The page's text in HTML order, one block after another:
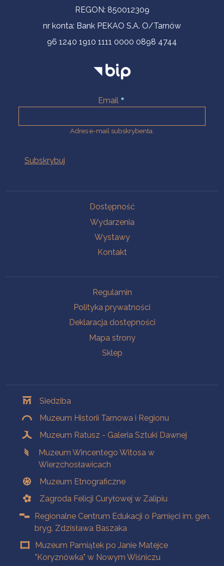
REGON: 850012309
nr konta: Bank PEKAO S.A. O/Tarnów
96 1240 1910 1111 0000 0898 4744
Email
Adres e-mail subskrybenta.
Dostępność
Wydarzenia
Wystawy
Kontakt
Regulamin
Polityka prywatności
Deklaracja dostępności
Mapa strony
Sklep
Siedziba
Muzeum Historii Tarnowa i Regionu
Muzeum Ratusz - Galeria Sztuki Dawnej
Muzeum Wincentego Witosa w
Wierzchosławicach
Muzeum Etnograficzne
Zagroda Felicji Curyłowej w Zalipiu
Regionalne Centrum Edukacji o Pamięci im. gen.
bryg. Zdzisława Baszaka
Muzeum Pamiątek po Janie Matejce
"Koryznówka" w Nowym Wiśniczu